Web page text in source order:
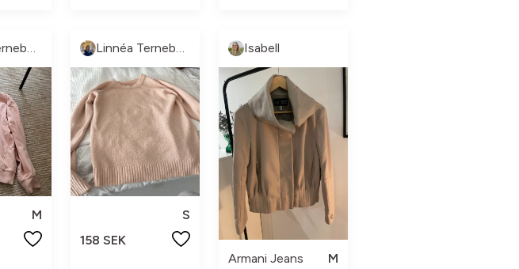
Linnéa Terneborg
M
Linnéa Terneborg
S
158 SEK
Isabell
Armani Jeans
M